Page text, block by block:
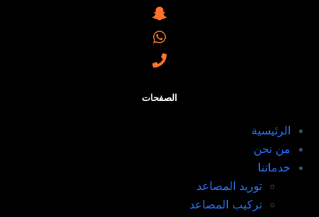
الصفحات
الرئيسية
من نحن
خدماتنا
توريد المصاعد​
تركيب المصاعد ​